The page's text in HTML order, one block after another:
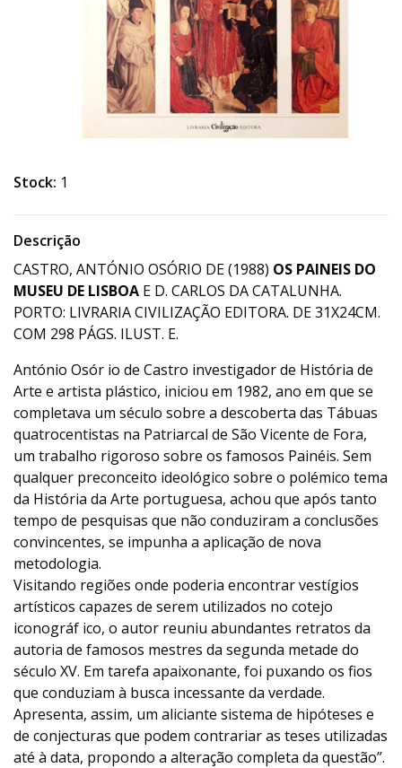
Stock: 1
Descrição
CASTRO, ANTÓNIO OSÓRIO DE (1988) OS PAINEIS DO
MUSEU DE LISBOA E D. CARLOS DA CATALUNHA.
PORTO: LIVRARIA CIVILIZAÇÃO EDITORA. DE 31X24CM.
COM 298 PÁGS. ILUST. E.
António Osór io de Castro investigador de História de
Arte e artista plástico, iniciou em 1982, ano em que se
completava um século sobre a descoberta das Tábuas
quatrocentistas na Patriarcal de São Vicente de Fora,
um trabalho rigoroso sobre os famosos Painéis. Sem
qualquer preconceito ideológico sobre o polémico tema
da História da Arte portuguesa, achou que após tanto
tempo de pesquisas que não conduziram a conclusões
convincentes, se impunha a aplicação de nova
metodologia.
Visitando regiões onde poderia encontrar vestígios
artísticos capazes de serem utilizados no cotejo
iconográf ico, o autor reuniu abundantes retratos da
autoria de famosos mestres da segunda metade do
século XV. Em tarefa apaixonante, foi puxando os fios
que conduziam à busca incessante da verdade.
Apresenta, assim, um aliciante sistema de hipóteses e
de conjecturas que podem contrariar as teses utilizadas
até à data, propondo a alteração completa da questão”.